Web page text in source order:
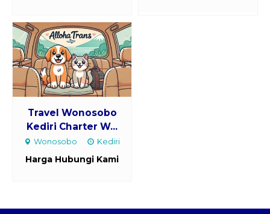
Travel Wonosobo
Kediri Charter W...
Wonosobo Kediri
Harga Hubungi Kami